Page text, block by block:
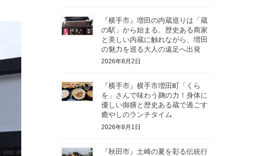
『横手市』増田の内蔵巡りは「蔵
の駅」から始まる。歴史ある商家
と美しい内蔵に触れながら、増田
の魅力を巡る大人の遠足へ出発
2026年8月2日
『横手市』横手市増田町「くら
を」さんで味わう麹の力！身体に
優しい御膳と歴史ある蔵で過ごす
癒やしのランチタイム
2026年8月1日
『秋田市』土崎の夏を彩る伝統行